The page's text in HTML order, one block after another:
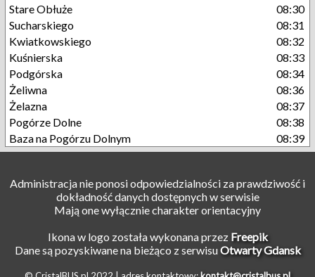
Stare Obłuże
08:30
Sucharskiego
08:31
Kwiatkowskiego
08:32
Kuśnierska
08:33
Podgórska
08:34
Żeliwna
08:36
Żelazna
08:37
Pogórze Dolne
08:38
Baza na Pogórzu Dolnym
08:39
Administracja nie ponosi odpowiedzialności za prawdziwość i
dokładność danych dostępnych w serwisie
Mają one wyłącznie charakter orientacyjny
Ikona w logo została wykonana przez Freepik
Dane są pozyskiwane na bieżąco z serwisuOtwarty Gdansk